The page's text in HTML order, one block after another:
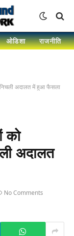
ओडिशा राजनीति
निचली अदालत में हुआ फैसला
को
अदालत
No Comments